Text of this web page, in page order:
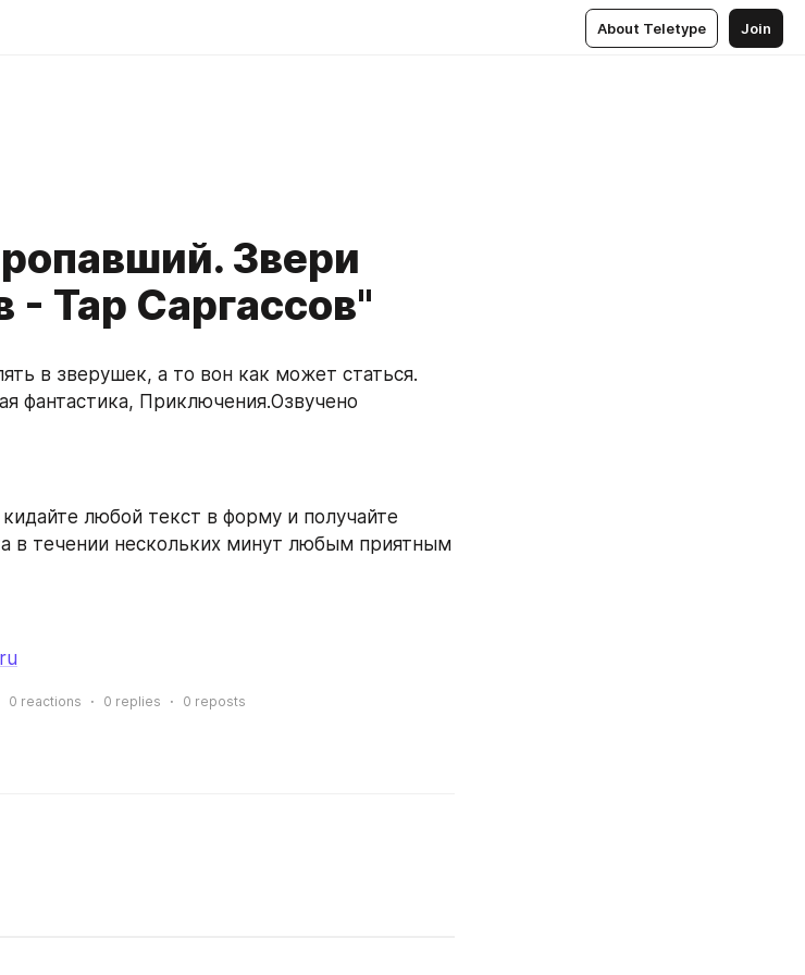
About Teletype Join
Звери
- Тар Саргассов"
фантастика, Приключения.Озвучено
любой текст в форму и получайте
в течении нескольких минут любым приятным
0 reactions 0 replies 0 reposts